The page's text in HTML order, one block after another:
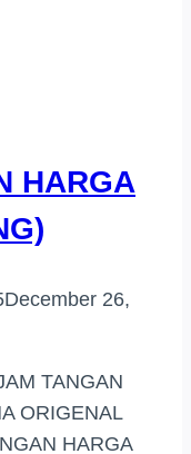
HARGA
December 26,
TANGAN
ORIGENAL
HARGA